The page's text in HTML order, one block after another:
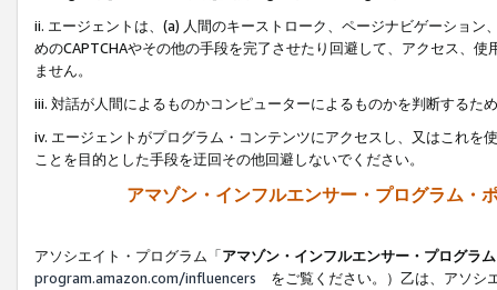
ii. エージェントは、(a) 人間のキーストローク、ページナビゲーショ
めのCAPTCHAやその他の手段を完了させたり回避して、アクセス、
ません。
iii. 対話が人間によるものかコンピューターによるものかを判断するた
iv. エージェントがプログラム・コンテンツにアクセスし、又はこれ
ことを目的とした手段を迂回その他回避しないでください。
アマゾン・インフルエンサー・プログラム・
アソシエイト・プログラム「アマゾン・インフルエンサー・プログラム
program.amazon.com/influencers をご覧ください。）乙は、アソシ